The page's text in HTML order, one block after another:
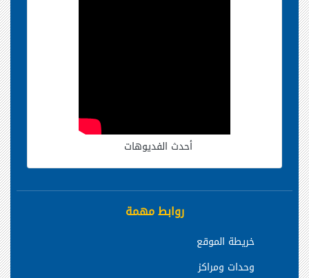
أحدث الفديوهات
روابط مهمة
خريطة الموقع
وحدات ومراكز